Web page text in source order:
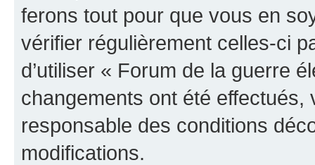
ferons tout pour que vous en
vérifier régulièrement celles-ci
d’utiliser « Forum de la guerre
changements ont été effectués,
responsable des conditions
modifications.